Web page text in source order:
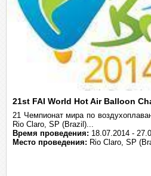
21st FAI World Hot Air Balloon
21 Чемпионат мира по
Rio Claro, SP (Brazil)...
Время проведения: 18.07.2014 -
Место проведения: Rio Claro, SP